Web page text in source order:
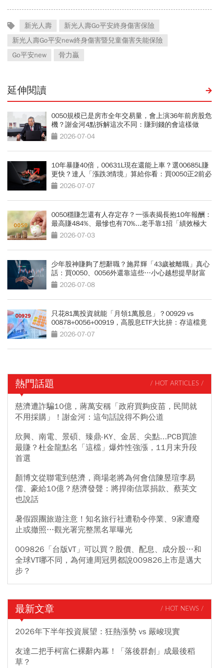
新光人壽
新光人壽Go平安終身傷害保險
新光人壽Go平安new終身傷害暨兒童傷害失能保險
Go平安new
骨力贏
延伸閱讀
0050規模已是房市全年交易量，會上演36年前房股危
機？謝金河4點拆解這次不同：賺到錢的會這樣做
2026-07-04
10年暴賺40倍，00631L現在還能上車？選00685L賺
更快？達人「漲跌3情境」算給你看：買0050正2前必
看 2026-07-07
0050穩賺怎還有人存定存？一張表揭長抱10年報酬：
最高賺484%、最慘也有70%...老手靠1招「績效極大
化」2026-07-03
少年股神賺夠了想辭職？施昇輝「43歲被離職」真心
話：買0050、0056外還靠這些…小心越想提早財富
自由離越遠
2026-07-08
只花81萬投資就能「月領1萬股息」？00929 vs
00878+0056+00919，高股息ETF大比拚：存這檔竟
能「少花30萬本金」
2026-07-07
熱門話題 / HOT ARTICLES /
慈濟遭詐騙10億，蔣萬安稱「政府買夠疫苗，民間就
不用採購」！謝金河：這句話說得不夠公道
欣興、南電、景碩、臻鼎-KY、金居、尖點...PCB買誰
最賺？杜金龍點名「這檔」爆炸性強漲，11月末升段
首選
顏博文從聯電到慈濟，商場老將為何會信陳昱瑄李易
儒、豪給10億？慈濟發聲：將捍衛信眾捐款、蔡英文
也說話
暑假跟團旅遊注意！知名旅行社遭勒令停業、9家遭廢
止或撤照…觀光署完整黑名單曝光
009826「台版VT」可以買？股價、配息、成分股…和
全球VT哪不同，為何連周冠男都說009826上市是邁大
步？
最新文章 / HOT NEWS /
2026年下半年投資展望：狂熱漲勢 vs 嚴峻現實
友達二把手柯富仁裸辭內幕！「落後群創」成最後稻
草？